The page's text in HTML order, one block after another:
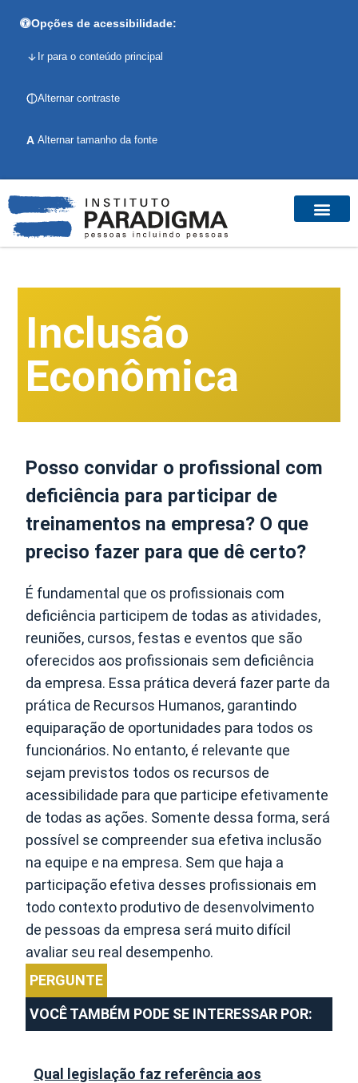
Opções de acessibilidade:
Ir para o conteúdo principal
Alternar contraste
A Alternar tamanho da fonte
Inclusão
Econômica
Posso convidar o profissional com
deficiência para participar de
treinamentos na empresa? O que
preciso fazer para que dê certo?
É fundamental que os profissionais com
deficiência participem de todas as atividades,
reuniões, cursos, festas e eventos que são
oferecidos aos profissionais sem deficiência
da empresa. Essa prática deverá fazer parte da
prática de Recursos Humanos, garantindo
equiparação de oportunidades para todos os
funcionários. No entanto, é relevante que
sejam previstos todos os recursos de
acessibilidade para que participe efetivamente
de todas as ações. Somente dessa forma, será
possível se compreender sua efetiva inclusão
na equipe e na empresa. Sem que haja a
participação efetiva desses profissionais em
todo contexto produtivo de desenvolvimento
de pessoas da empresa será muito difícil
avaliar seu real desempenho.
PERGUNTE
VOCÊ TAMBÉM PODE SE INTERESSAR POR:
Qual legislação faz referência aos